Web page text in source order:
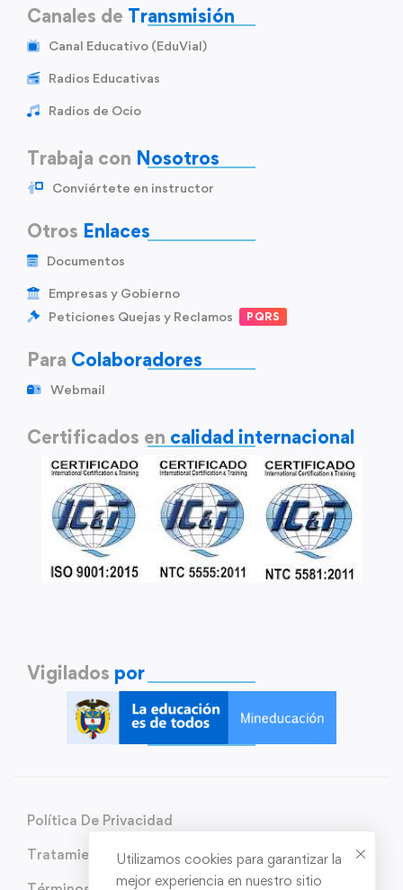
Canales de Transmisión
Canal Educativo (EduVial)
Radios Educativas
Radios de Ocio
Trabaja con Nosotros
Conviértete en instructor
Otros Enlaces
Documentos
Empresas y Gobierno
Peticiones Quejas y Reclamos
PQRS
Para Colaboradores
Webmail
Certificados en calidad internacional
Vigilados por
Política De Privacidad
Tratamiento de Datos Personales
Utilizamos cookies para garantizar la
mejor experiencia en nuestro sitio